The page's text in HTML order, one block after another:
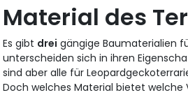
Material des
Es gibt drei gängige Baumaterialien
unterscheiden sich in ihren
sind aber alle für
Doch welches Material bietet welche